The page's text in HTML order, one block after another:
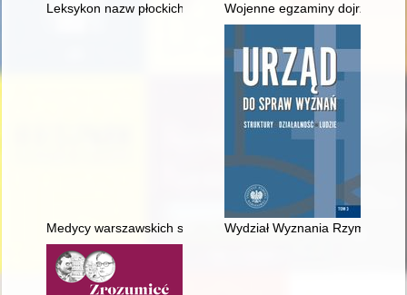
Leksykon nazw płockich ulic Wojenne egzaminy dojrzałości
Medycy warszawskich szpitali wojskowych w okresie
Wydział Wyznania